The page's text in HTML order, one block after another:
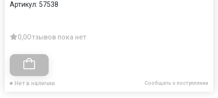
Артикул: 57538
0,0Отзывов пока нет
Нет в наличии Сообщить о поступлении